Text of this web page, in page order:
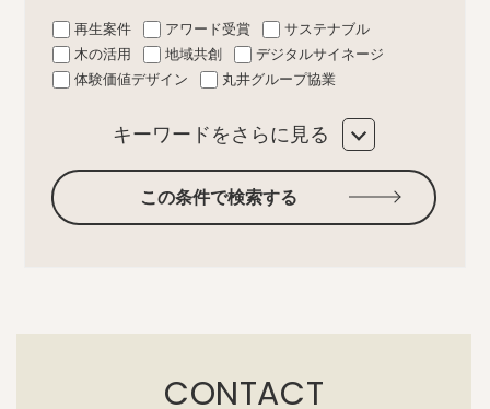
再生案件 アワード受賞
サステナブル
木の活用
地域共創
デジタルサイネージ
体験価値デザイン
丸井グループ協業
キーワードをさらに見る
この条件で検索する
CONTACT